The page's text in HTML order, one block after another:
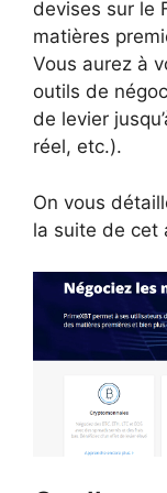
devises sur le
matières
Vous aurez à
outils de
de levier
réel, etc.).
On vous
la suite de cet